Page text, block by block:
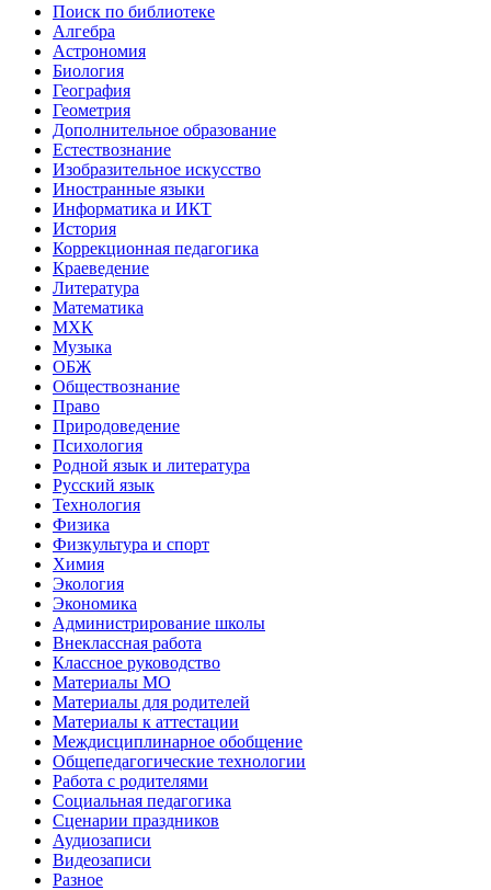
Поиск по библиотеке
Алгебра
Астрономия
Биология
География
Геометрия
Дополнительное образование
Естествознание
Изобразительное искусство
Иностранные языки
Информатика и ИКТ
История
Коррекционная педагогика
Краеведение
Литература
Математика
МХК
Музыка
ОБЖ
Обществознание
Право
Природоведение
Психология
Родной язык и литература
Русский язык
Технология
Физика
Физкультура и спорт
Химия
Экология
Экономика
Администрирование школы
Внеклассная работа
Классное руководство
Материалы МО
Материалы для родителей
Материалы к аттестации
Междисциплинарное обобщение
Общепедагогические технологии
Работа с родителями
Социальная педагогика
Сценарии праздников
Аудиозаписи
Видеозаписи
Разное